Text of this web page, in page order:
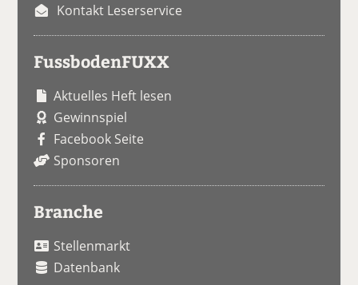
Kontakt Leserservice
FussbodenFUXX
Aktuelles Heft lesen
Gewinnspiel
Facebook Seite
Sponsoren
Branche
Stellenmarkt
Datenbank